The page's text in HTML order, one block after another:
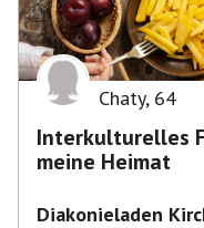
Chaty, 64
Interkulturelles
meine Heimat
Diakonieladen